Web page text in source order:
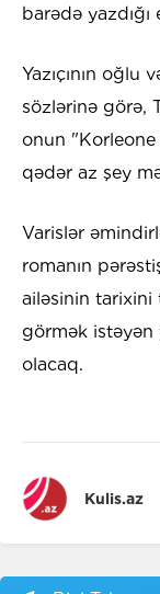
barədə
Yazıçının
sözlərinə görə,
onun "Korleone
qədər az şey
Varislər
romanın
ailəsinin
görmək istəyən
olacaq.
Kulis.az